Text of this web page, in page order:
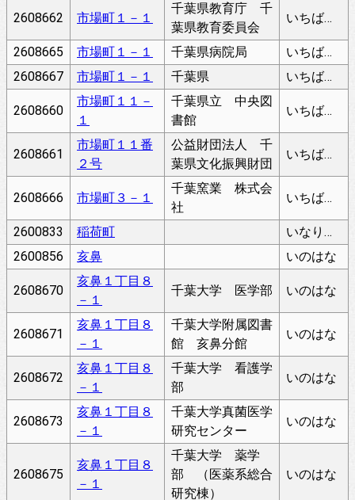
2608662 市場町１－１
千葉県教育庁 千
葉県教育委員会
いちばちょう
2608665 市場町１－１ 千葉県病院局
いちばちょう
2608667
市場町１－１ 千葉県 いちばちょう
2608660
市場町１１－
１
千葉県立 中央図
書館
いちばちょう
2608661
市場町１１番
２号
公益財団法人 千
葉県文化振興財団
いちばちょう
2608666 市場町３－１
千葉窯業 株式会
社
いちばちょう
2600833 稲荷町
いなりちょう
2600856
亥鼻 いのはな
2608670
亥鼻１丁目８
－１
千葉大学 医学部 いのはな
2608671
亥鼻１丁目８
－１
千葉大学附属図書
館 亥鼻分館
いのはな
2608672
亥鼻１丁目８
－１
千葉大学 看護学
部
いのはな
2608673
亥鼻１丁目８
－１
千葉大学真菌医学
研究センター
いのはな
2608675
亥鼻１丁目８
－１
千葉大学 薬学
部 （医薬系総合
研究棟）
いのはな